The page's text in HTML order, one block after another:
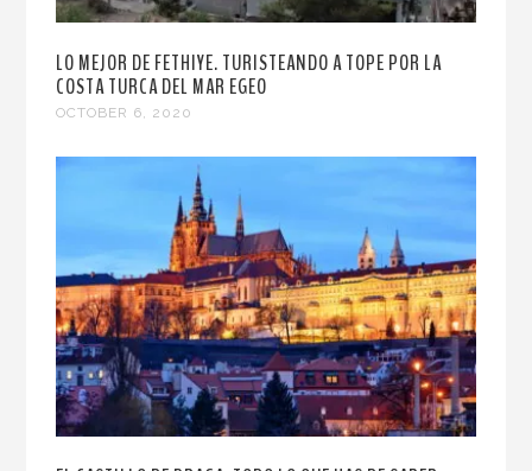
LO MEJOR DE FETHIYE. TURISTEANDO A TOPE POR LA
COSTA TURCA DEL MAR EGEO
OCTOBER 6, 2020